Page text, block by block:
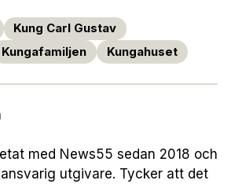
Kung Carl Gustav
Kungafamiljen Kungahuset
med News55 sedan 2018 och
utgivare. Tycker att det